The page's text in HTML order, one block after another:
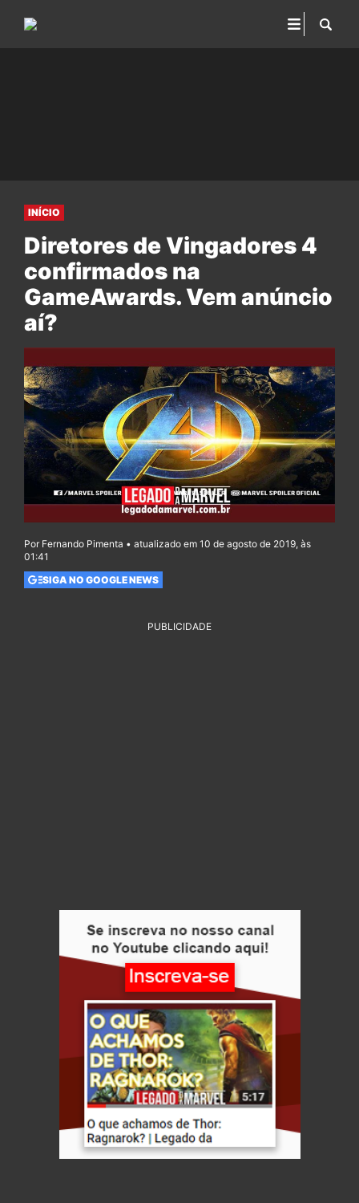
INÍCIO
Diretores de Vingadores 4
confirmados na
GameAwards. Vem anúncio
aí?
Por Fernando Pimenta • atualizado em 10 de agosto de 2019, às
01:41
SIGA NO GOOGLE NEWS
PUBLICIDADE